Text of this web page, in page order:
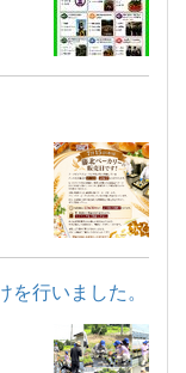
行いました。